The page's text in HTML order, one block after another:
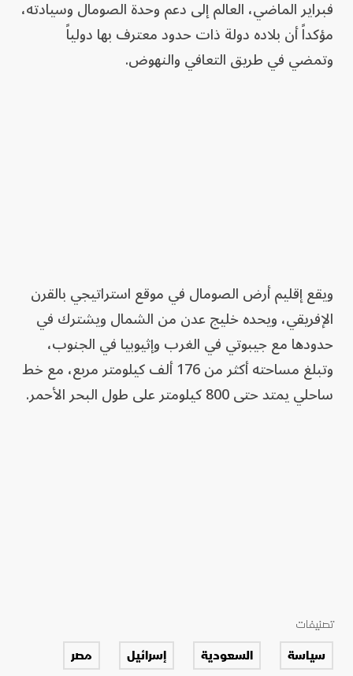
فبراير الماضي، العالم إلى دعم وحدة الصومال وسيادته،
مؤكداً أن بلاده دولة ذات حدود معترف بها دولياً
وتمضي في طريق التعافي والنهوض.
ويقع إقليم أرض الصومال في موقع استراتيجي بالقرن
الإفريقي، ويحده خليج عدن من الشمال ويشترك في
حدودها مع جيبوتي في الغرب وإثيوبيا في الجنوب،
وتبلغ مساحته أكثر من 176 ألف كيلومتر مربع، مع خط
ساحلي يمتد حتى 800 كيلومتر على طول البحر الأحمر.
تصنيفات
سياسة السعودية إسرائيل
مصر